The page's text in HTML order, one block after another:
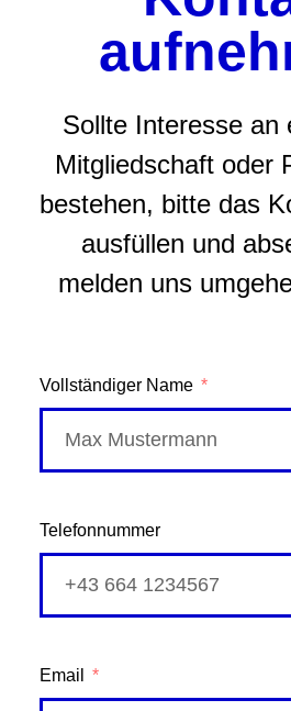
Sollte Interesse an
Mitgliedschaft oder
bestehen, bitte das
ausfüllen und
melden uns
Vollständiger Name
Telefonnummer
Email